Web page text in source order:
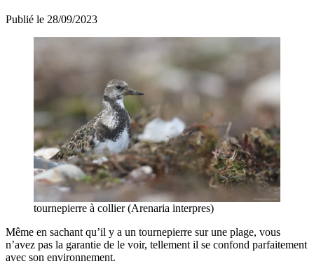
Publié le 28/09/2023
tournepierre à collier (Arenaria interpres)
Même en sachant qu’il y a un tournepierre sur une plage, vous
n’avez pas la garantie de le voir, tellement il se confond parfaitement
avec son environnement.